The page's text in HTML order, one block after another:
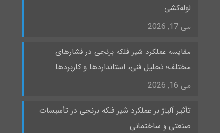
لوله‌کشی
می 17, 2026
مقایسه عملکرد شیر فلکه برنجی در فشارهای
مختلف؛ تحلیل فنی، استانداردها و کاربردها
می 16, 2026
تأثیر آلیاژ بر عملکرد شیر فلکه برنجی در تأسیسات
صنعتی و ساختمانی